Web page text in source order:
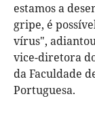
estamos a
gripe, é
vírus",
vice-diretora
da Faculdade
Portuguesa.